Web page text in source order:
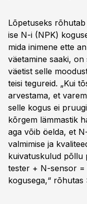
Lõpetuseks
ise N-i (NPK)
mida inimene ette
väetamine saaki,
väetist selle
teisi tegureid. „Kui
arvestama, et
selle kogus ei
kõrgem lämmastik
aga võib öelda, et
valmimise ja
kuivatuskulud põllu
tester + N-sensor =
kogusega,“ rõhutas